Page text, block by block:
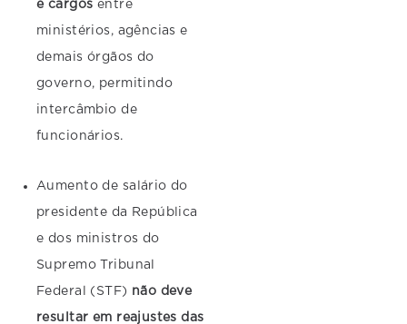
e cargos entre
ministérios, agências e
demais órgãos do
governo, permitindo
intercâmbio de
funcionários.
Aumento de salário do
presidente da República
e dos ministros do
Supremo Tribunal
Federal (STF) não deve
resultar em reajustes das